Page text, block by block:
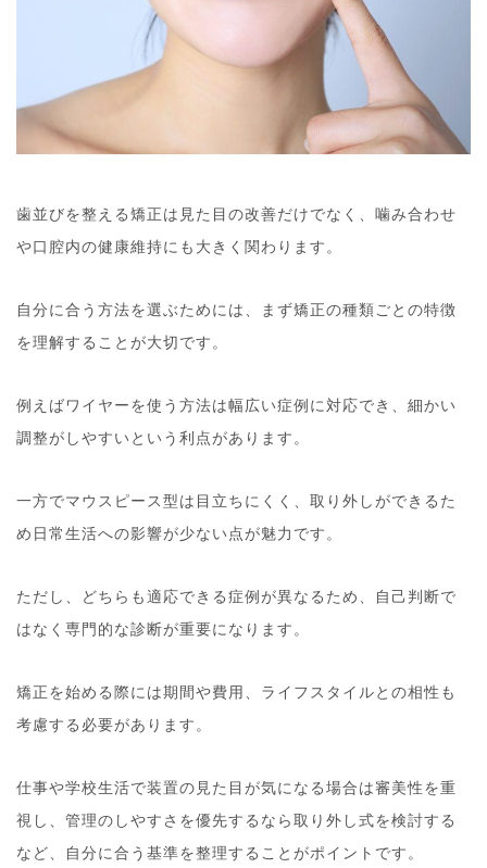
歯並びを整える矯正は見た目の改善だけでなく、噛み合わせ
や口腔内の健康維持にも大きく関わります。
自分に合う方法を選ぶためには、まず矯正の種類ごとの特徴
を理解することが大切です。
例えばワイヤーを使う方法は幅広い症例に対応でき、細かい
調整がしやすいという利点があります。
一方でマウスピース型は目立ちにくく、取り外しができるた
め日常生活への影響が少ない点が魅力です。
ただし、どちらも適応できる症例が異なるため、自己判断で
はなく専門的な診断が重要になります。
矯正を始める際には期間や費用、ライフスタイルとの相性も
考慮する必要があります。
仕事や学校生活で装置の見た目が気になる場合は審美性を重
視し、管理のしやすさを優先するなら取り外し式を検討する
など、自分に合う基準を整理することがポイントです。